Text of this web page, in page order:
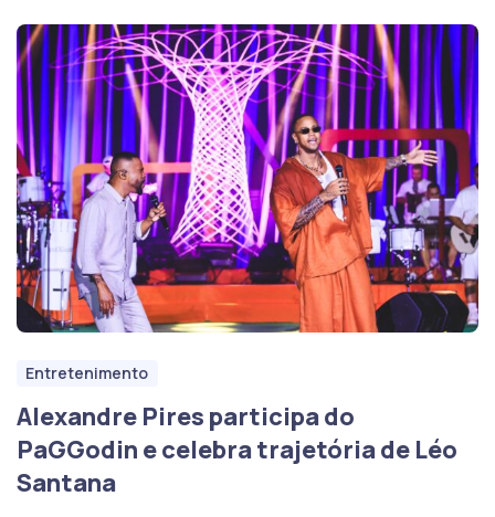
Entretenimento
Alexandre Pires participa do
PaGGodin e celebra trajetória de Léo
Santana